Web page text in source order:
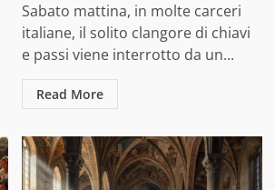
Sabato mattina, in molte carceri
italiane, il solito clangore di chiavi
e passi viene interrotto da un...
Read More